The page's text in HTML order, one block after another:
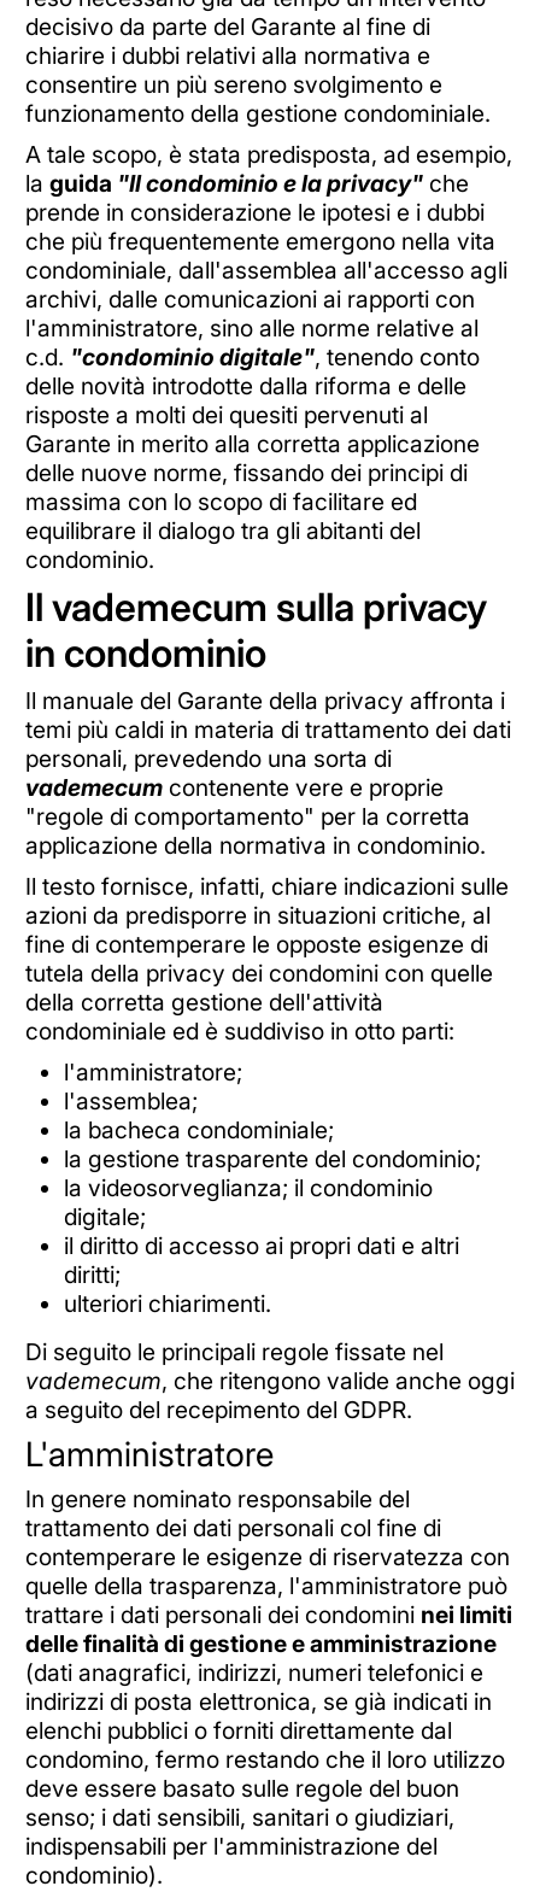
decisivo da parte del Garante al fine di
chiarire i dubbi relativi alla normativa e
consentire un più sereno svolgimento e
funzionamento della gestione condominiale.
A tale scopo, è stata predisposta, ad esempio,
la guida "Il condominio e la privacy"che
prende in considerazione le ipotesi e i dubbi
che più frequentemente emergono nella vita
condominiale, dall'assemblea all'accesso agli
archivi, dalle comunicazioni ai rapporti con
l'amministratore, sino alle norme relative al
c.d. "condominio digitale", tenendo conto
delle novità introdotte dalla riforma e delle
risposte a molti dei quesiti pervenuti al
Garante in merito alla corretta applicazione
delle nuove norme, fissando dei principi di
massima con lo scopo di facilitare ed
equilibrare il dialogo tra gli abitanti del
condominio.
Il vademecum sulla privacy
in condominio
Il manuale del Garante della privacy affronta i
temi più caldi in materia di trattamento dei dati
personali, prevedendo una sorta di
vademecumcontenente vere e proprie
"regole di comportamento" per la corretta
applicazione della normativa in condominio.
Il testo fornisce, infatti, chiare indicazioni sulle
azioni da predisporre in situazioni critiche, al
fine di contemperare le opposte esigenze di
tutela della privacy dei condomini con quelle
della corretta gestione dell'attività
condominiale ed è suddiviso in otto parti:
l'amministratore;
l'assemblea;
la bacheca condominiale;
la gestione trasparente del condominio;
la videosorveglianza; il condominio
digitale;
il diritto di accesso ai propri dati e altri
diritti;
ulteriori chiarimenti.
Di seguito le principali regole fissate nel
vademecum, che ritengono valide anche oggi
a seguito del recepimento del GDPR.
L'amministratore
In genere nominato responsabile del
trattamento dei dati personali col fine di
contemperare le esigenze di riservatezza con
quelle della trasparenza, l'amministratore può
trattare i dati personali dei condomini nei limiti
delle finalità di gestione e amministrazione
(dati anagrafici, indirizzi, numeri telefonici e
indirizzi di posta elettronica, se già indicati in
elenchi pubblici o forniti direttamente dal
condomino, fermo restando che il loro utilizzo
deve essere basato sulle regole del buon
senso; i dati sensibili, sanitari o giudiziari,
indispensabili per l'amministrazione del
condominio).